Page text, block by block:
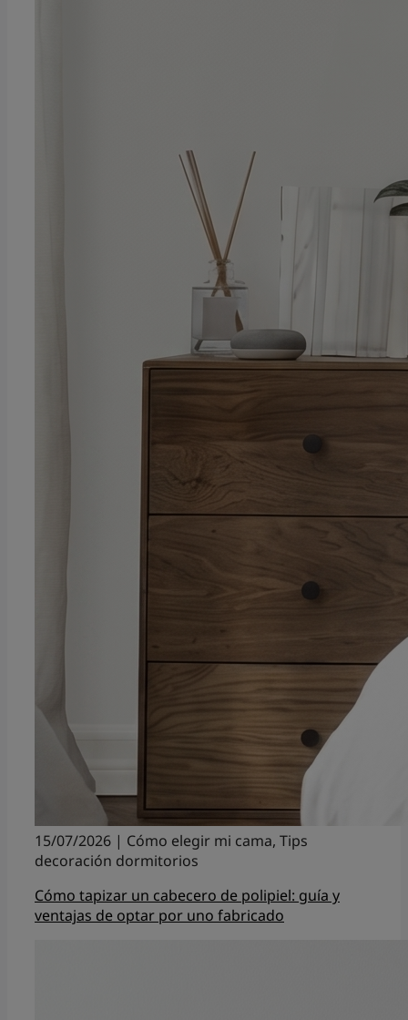
15/07/2026 | Cómo elegir mi cama, Tips
decoración dormitorios
Cómo tapizar un cabecero de polipiel: guía y
ventajas de optar por uno fabricado